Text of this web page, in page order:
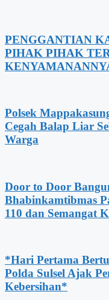
PENGGANTIAN
PIHAK PIHAK
Polsek
Cegah Balap Liar
Warga
Door to Door
Bhabinkamtibmas
110 dan Semangat
*Hari Pertama
Polda Sulsel Ajak
Kebersihan*